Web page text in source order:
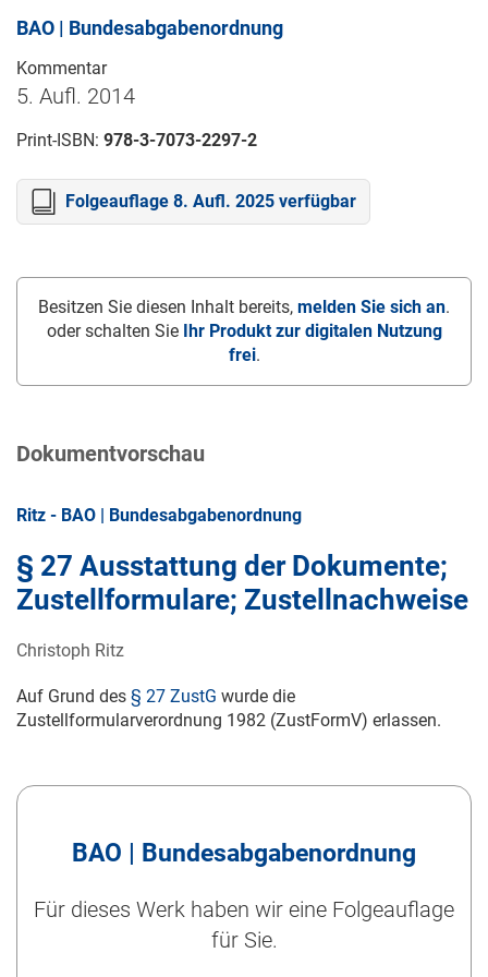
BAO | Bundesabgabenordnung
Kommentar
5. Aufl. 2014
Print-ISBN: 978-3-7073-2297-2
Folgeauflage 8. Aufl. 2025 verfügbar
Besitzen Sie diesen Inhalt bereits, melden Sie sich an.
oder schalten Sie Ihr Produkt zur digitalen Nutzung
frei.
Dokumentvorschau
Ritz - BAO | Bundesabgabenordnung
§ 27 Ausstattung der Dokumente;
Zustellformulare; Zustellnachweise
Christoph Ritz
Auf Grund des § 27 ZustG wurde die
Zustellformularverordnung 1982 (ZustFormV) erlassen.
BAO | Bundesabgabenordnung
Für dieses Werk haben wir eine Folgeauflage
für Sie.